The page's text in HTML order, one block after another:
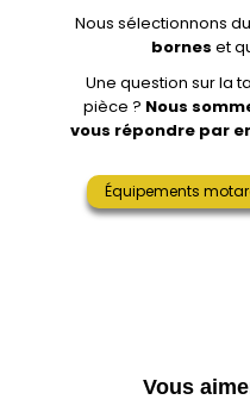
Nous sélectionnons
bornes et
Une question sur la
pièce ? Nous
vous répondre par
Équipements
Vous